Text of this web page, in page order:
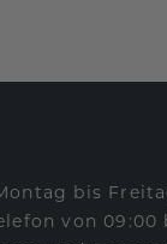
bis
von 09:00